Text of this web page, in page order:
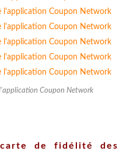
Coupon Network
de fidélité des